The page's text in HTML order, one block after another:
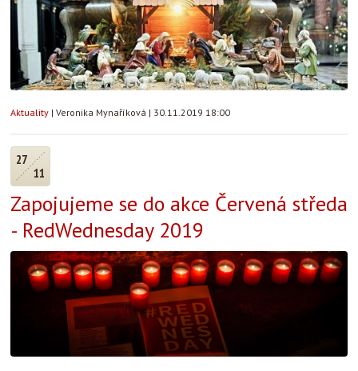
Aktuality | Veronika Mynaříková | 30.11.2019 18:00
27
11
Zapojujeme se do akce Červená středa
- RedWednesday 2019